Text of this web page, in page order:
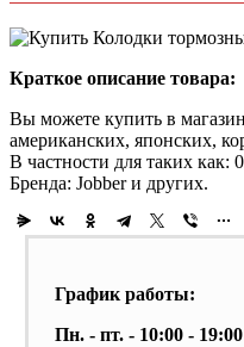
Краткое описание товара:
Вы можете купить в
американских, японских,
В частности для таких как: 0
Бренда: Jobber и других.
График работы:
Пн. - пт. - 10:00 - 19:00